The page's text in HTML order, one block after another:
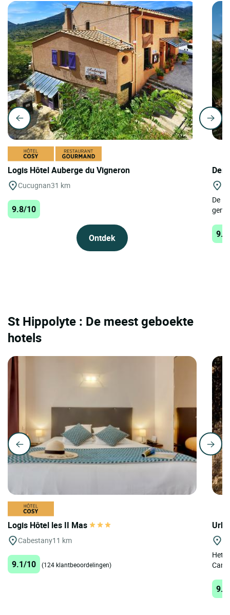
Logis Hôtel Auberge du Vigneron
Cucugnan31 km
9.8/10
Ontdek
De
St Hippolyte : De meest geboekte
hotels
Logis Hôtel les II Mas
Cabestany11 km
9.1/10 (124 klantbeoordelingen)
Het